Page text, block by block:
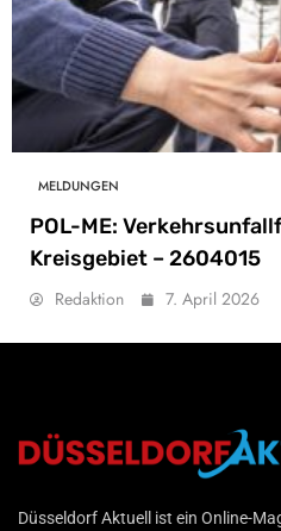
MELDUNGEN
POL-ME:
Kreisgebiet – 2604015
Redaktion 7. April 2026
Düsseldorf
Düsseldorf Aktuell ist ein Online-